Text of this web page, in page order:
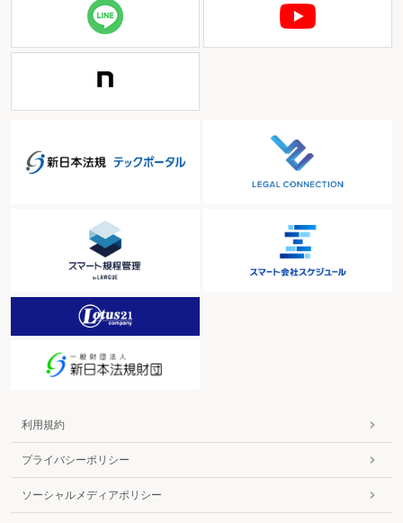
利用規約
プライバシーポリシー
ソーシャルメディアポリシー